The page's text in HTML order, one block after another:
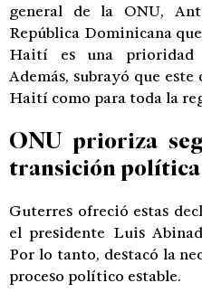
general de la ONU,
República Dominicana
Haití es una prioridad
Además, subrayó que
Haití como para toda la
ONU prioriza
transición política
Guterres ofreció estas
el presidente Luis
Por lo tanto, destacó la
proceso político estable.